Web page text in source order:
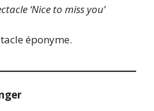
‘Nice to miss you’
éponyme.